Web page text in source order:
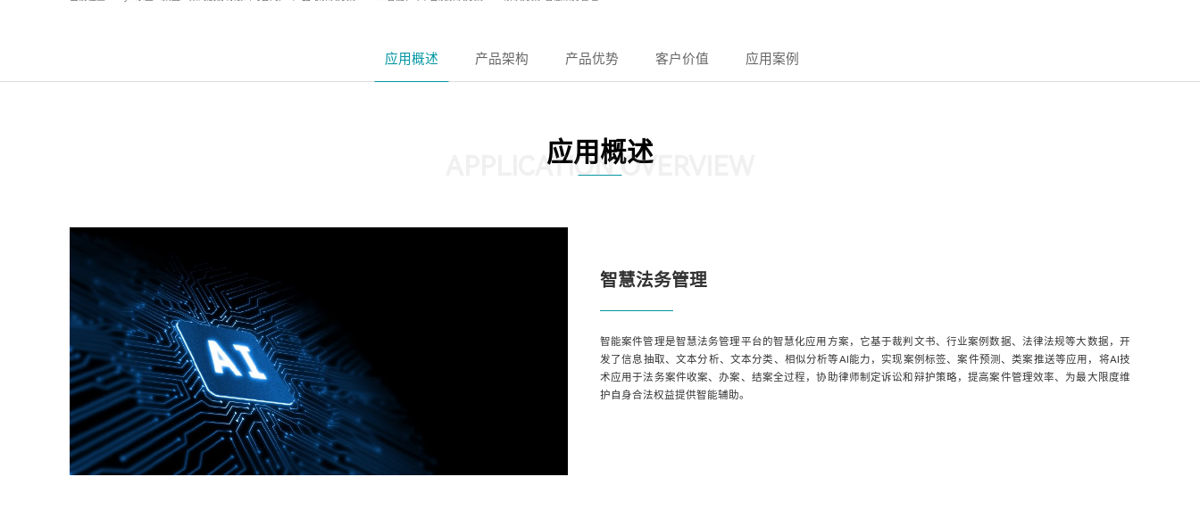
应用概述 产品架构 产品优势 客户价值 应用案例
应用概述
APPLICATION OVERVIEW
智慧法务管理
智能案件管理是智慧法务管理平台的智慧化应用方案，它基于裁判文书、行业案例数据、法律法规等大数据，开
发了信息抽取、文本分析、文本分类、相似分析等AI能力，实现案例标签、案件预测、类案推送等应用，将AI技
术应用于法务案件收案、办案、结案全过程，协助律师制定诉讼和辩护策略，提高案件管理效率、为最大限度维
护自身合法权益提供智能辅助。